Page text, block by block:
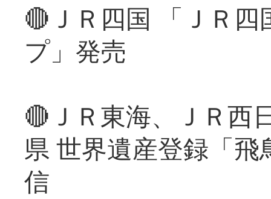
🔴ＪＲ四国 「ＪＲ
プ」発売
🔴ＪＲ東海、ＪＲ西
県 世界遺産登録「
信